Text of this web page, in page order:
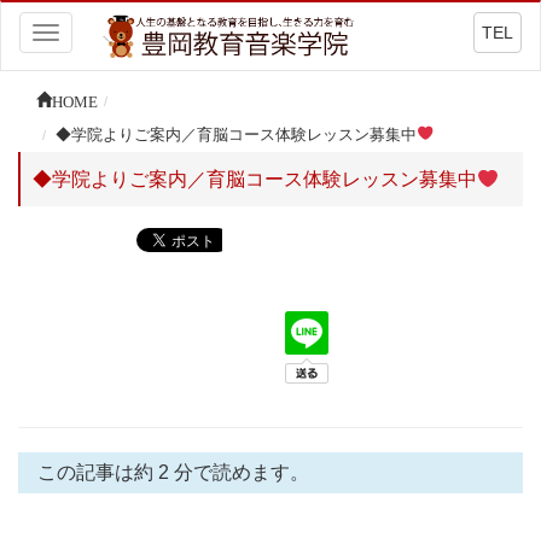
Toggle
navigation
TEL
HOME
◆学院よりご案内／育脳コース体験レッスン募集中
◆学院よりご案内／育脳コース体験レッスン募集中
この記事は約 2 分で読めます。